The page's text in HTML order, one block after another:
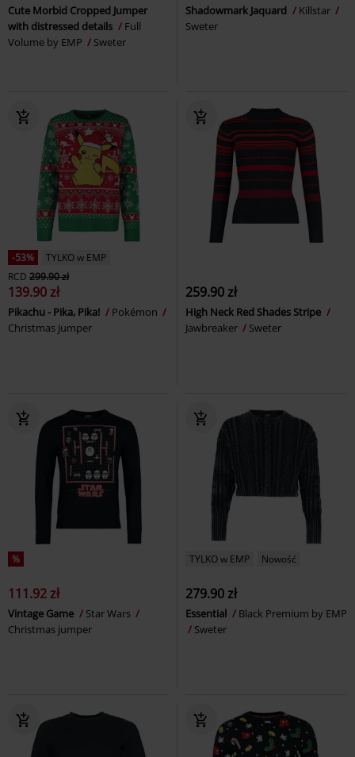
Cute Morbid Cropped Jumper
with distressed details
Full
Volume by EMP
Sweter
Shadowmark Jaquard
Killstar
Sweter
-53%
TYLKO w EMP
RCD 299.90 zł
139.90 zł
Pikachu - Pika, Pika!
Pokémon
Christmas jumper
259.90 zł
High Neck Red Shades Stripe
Jawbreaker
Sweter
%
111.92 zł
Vintage Game
Star Wars
Christmas jumper
TYLKO w EMP Nowość
279.90 zł
Essential
Black Premium by EMP
Sweter